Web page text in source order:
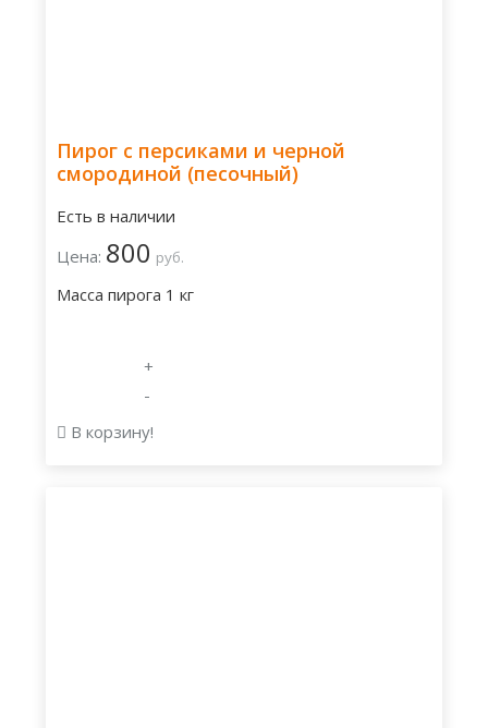
Пирог с персиками и черной
смородиной (песочный)
Есть в наличии
Цена: 800 руб.
Масса пирога 1 кг
+
-
В корзину!